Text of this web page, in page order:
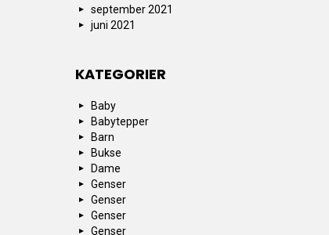
september 2021
juni 2021
KATEGORIER
Baby
Babytepper
Barn
Bukse
Dame
Genser
Genser
Genser
Genser